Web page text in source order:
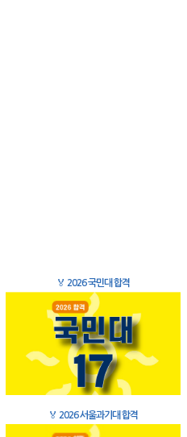
🏅 2026 국민대 합격
🏅 2026 서울과기대 합격